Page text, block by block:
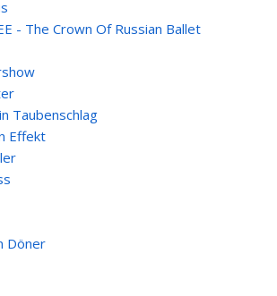
- The Crown Of Russian Ballet
Taubenschlag
Effekt
Döner